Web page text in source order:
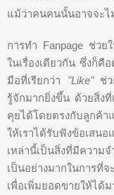
แม้ว่าคนคนนั้นอาจจะไ
การทำ Fanpage ช่วย
ในเรื่องเดียวกัน ซึ่งก็คื
มือที่เรียกว่า "Like"ช่วย
รู้จักมากยิ่งขึ้น ด้วยสิ่งที่
คุยได้โดยตรงกับลูกค้า
ให้เราได้รับฟังข้อเสน
เหล่านี้เป็นสิ่งที่มีความ
เป็นอย่างมากในการที่
เพื่อเพิ่มยอดขายให้ได้